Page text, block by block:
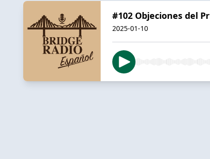
#102 Objeciones del
2025-01-10